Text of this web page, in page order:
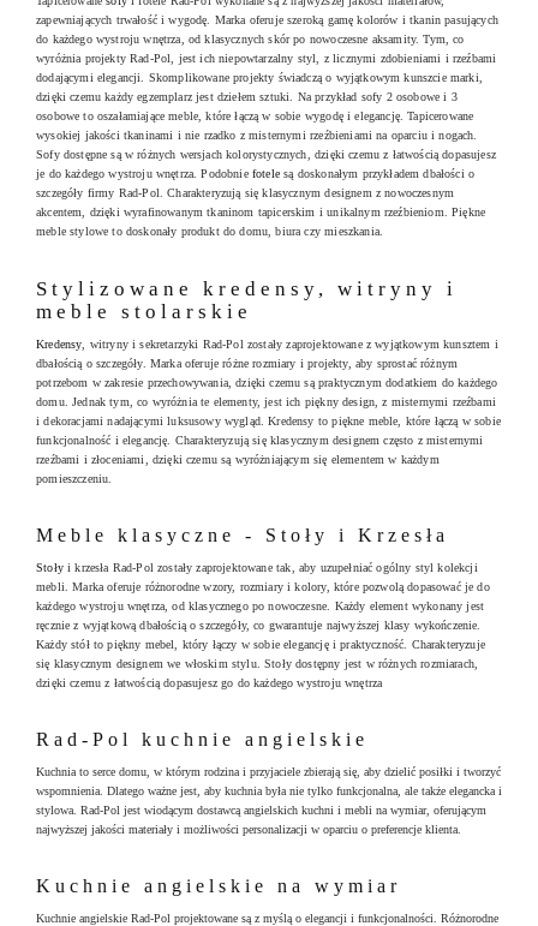
zapewniających trwałość i wygodę. Marka oferuje szeroką gamę kolorów i tkanin pasujących
do każdego wystroju wnętrza, od klasycznych skór po nowoczesne aksamity. Tym, co
wyróżnia projekty Rad-Pol, jest ich niepowtarzalny styl, z licznymi zdobieniami i rzeźbami
dodającymi elegancji. Skomplikowane projekty świadczą o wyjątkowym kunszcie marki,
dzięki czemu każdy egzemplarz jest dziełem sztuki. Na przykład sofy 2 osobowe i 3
osobowe to oszałamiające meble, które łączą w sobie wygodę i elegancję. Tapicerowane
wysokiej jakości tkaninami i nie rzadko z misternymi rzeźbieniami na oparciu i nogach.
Sofy dostępne są w różnych wersjach kolorystycznych, dzięki czemu z łatwością dopasujesz
je do każdego wystroju wnętrza. Podobnie fotele są doskonałym przykładem dbałości o
szczegóły firmy Rad-Pol. Charakteryzują się klasycznym designem z nowoczesnym
akcentem, dzięki wyrafinowanym tkaninom tapicerskim i unikalnym rzeźbieniom. Piękne
meble stylowe to doskonały produkt do domu, biura czy mieszkania.
Stylizowane kredensy, witryny i
meble stolarskie
Kredensy , witryny i sekretarzyki Rad-Pol zostały zaprojektowane z wyjątkowym kunsztem i
dbałością o szczegóły. Marka oferuje różne rozmiary i projekty, aby sprostać różnym
potrzebom w zakresie przechowywania, dzięki czemu są praktycznym dodatkiem do każdego
domu. Jednak tym, co wyróżnia te elementy, jest ich piękny design, z misternymi rzeźbami
i dekoracjami nadającymi luksusowy wygląd. Kredensy to piękne meble, które łączą w sobie
funkcjonalność i elegancję. Charakteryzują się klasycznym designem często z misternymi
rzeźbami i złoceniami, dzięki czemu są wyróżniającym się elementem w każdym
pomieszczeniu.
Meble klasyczne - Stoły i Krzesła
Stołyi krzesła Rad-Pol zostały zaprojektowane tak, aby uzupełniać ogólny styl kolekcji
mebli. Marka oferuje różnorodne wzory, rozmiary i kolory, które pozwolą dopasować je do
każdego wystroju wnętrza, od klasycznego po nowoczesne. Każdy element wykonany jest
ręcznie z wyjątkową dbałością o szczegóły, co gwarantuje najwyższej klasy wykończenie.
Każdy stół to piękny mebel, który łączy w sobie elegancję i praktyczność. Charakteryzuje
się klasycznym designem we włoskim stylu. Stoły dostępny jest w różnych rozmiarach,
dzięki czemu z łatwością dopasujesz go do każdego wystroju wnętrza
Rad-Pol kuchnie angielskie
Kuchnia to serce domu, w którym rodzina i przyjaciele zbierają się, aby dzielić posiłki i tworzyć
wspomnienia. Dlatego ważne jest, aby kuchnia była nie tylko funkcjonalna, ale także elegancka i
stylowa. Rad-Pol jest wiodącym dostawcą angielskich kuchni i mebli na wymiar, oferującym
najwyższej jakości materiały i możliwości personalizacji w oparciu o preferencje klienta.
Kuchnie angielskie na wymiar
Kuchnie angielskie Rad-Pol projektowane są z myślą o elegancji i funkcjonalności. Różnorodne